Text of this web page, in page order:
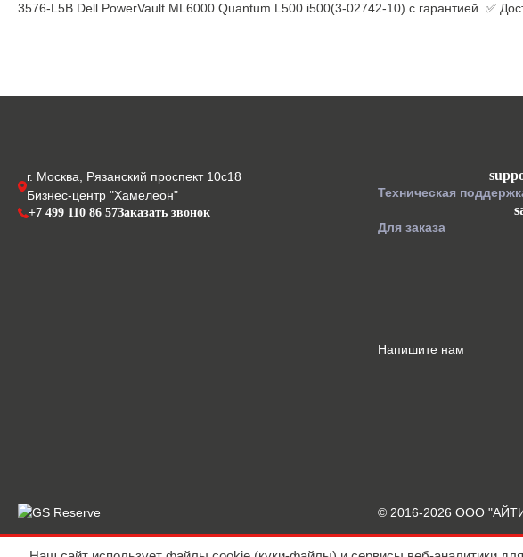
3576-L5B Dell PowerVault ML6000 Quantum L500 i500(3-02742-10) с гарантией. ✅
г. Москва, Рязанский проспект 10с18
Бизнес-центр "Хамелеон"
+7 499 110 86 57Заказать звонок
Техническая
Для заказа
Напишите нам
© 2016-2026 ООО